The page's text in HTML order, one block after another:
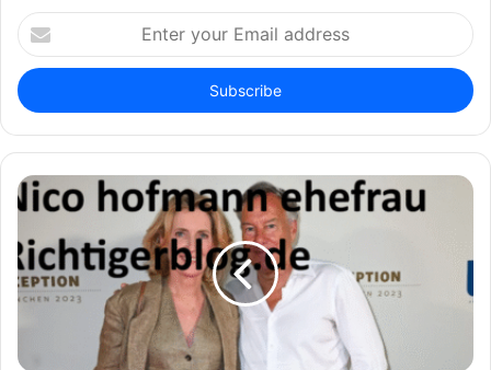
Enter
your
Email
address